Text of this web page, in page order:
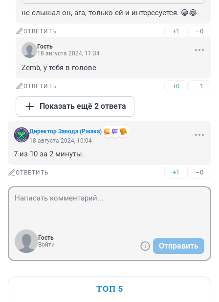
не слышал он, ага, только ей и интересуется. 😁😂
ОТВЕТИТЬ +1 –0
Гость
18 августа 2024, 11:34
Zemb, у тебя в голове
ОТВЕТИТЬ +0 –1
Показать ещё 2 ответа
Директор Завода (Ржака)
18 августа 2024, 10:04
7 из 10 за 2 минуты.
ОТВЕТИТЬ +1 –0
Гость
Войти
Отправить
ТОП 5